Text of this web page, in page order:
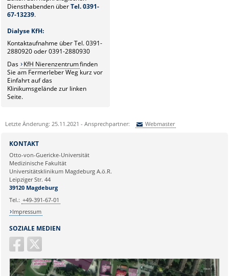
Diensthabenden überTel. 0391-
67-13239.
Dialyse KfH:
Kontaktaufnahme über Tel. 0391-
2880920 oder 0391-2880930
Das
KfH Nierenzentrumfinden
Sie am Fermerleber Weg kurz vor
Einfahrt auf das
Klinikumsgelände zur linken
Seite.
Letzte Änderung: 25.11.2021 - Ansprechpartner: Webmaster
Ihre E-Mailadresse:
Ihr Anliegen:
SOZIALE MEDIEN
KONTAKT
Otto-von-Guericke-Universität
Medizinische Fakultät
Universitätsklinikum Magdeburg A.ö.R.
Leipziger Str. 44
39120 Magdeburg
Tel.: +49-391-67-01
Impressum